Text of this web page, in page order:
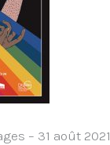
– 31 août 2021